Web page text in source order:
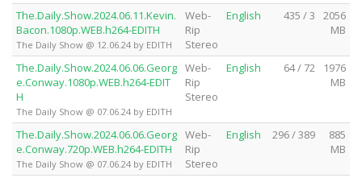
The.Daily.Show.2024.06.11.Kevin.
Bacon.1080p.WEB.h264-EDITH
The Daily Show @ 12.06.24 by EDITH
Web-
Rip
Stereo
English 435 / 3
2056
MB
The.Daily.Show.2024.06.06.Georg
e.Conway.1080p.WEB.h264-EDIT
H
The Daily Show @ 07.06.24 by EDITH
Web-
Rip
Stereo
English 64 / 72
1976
MB
The.Daily.Show.2024.06.06.Georg
e.Conway.720p.WEB.h264-EDITH
The Daily Show @ 07.06.24 by EDITH
Web-
Rip
Stereo
English 296 / 389
885
MB